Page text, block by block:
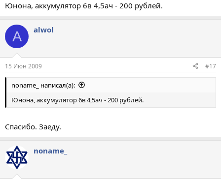
Юнона, аккумулятор 6в 4,5ач - 200 рублей.
A alwol
15 Июн 2009 #17
noname_ написал(а):
Юнона, аккумулятор 6в 4,5ач - 200 рублей.
Спасибо. Заеду.
noname_